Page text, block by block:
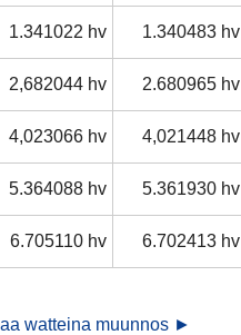
1.341022 hv 1.340483 hv
2,682044 hv 2.680965 hv
4,023066 hv 4,021448 hv
5.364088 hv 5.361930 hv
6.705110 hv 6.702413 hv
watteina muunnos ►